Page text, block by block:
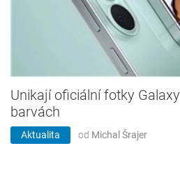
Unikají oficiální fotky
barvách
Aktualita od Michal Šrajer